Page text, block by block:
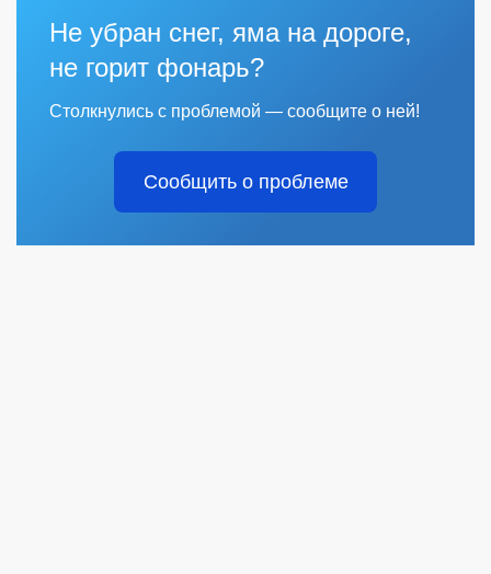
Не убран снег, яма на дороге,
не горит фонарь?
Столкнулись с проблемой — сообщите о ней!
Сообщить о проблеме